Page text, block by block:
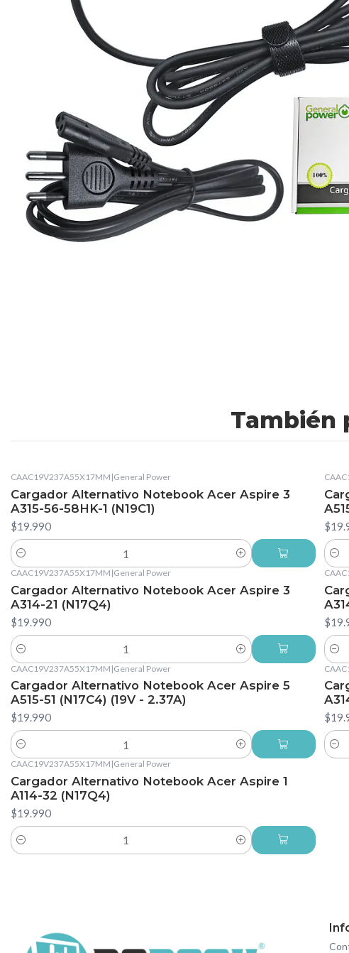
También
CAAC19V237A55X17MM |General Power
Cargador Alternativo Notebook Acer Aspire 3
A315-56-58HK-1 (N19C1)
$19.990
Cantidad
CAAC19V237A55X17MM |General Power
Cargador Alternativo Notebook Acer Aspire 3
A314-21 (N17Q4)
$19.990
Cantidad
CAAC19V237A55X17MM |General Power
Cargador Alternativo Notebook Acer Aspire 5
A515-51 (N17C4) (19V - 2.37A)
$19.990
Cantidad
CAAC19V237A55X17MM |General Power
Cargador Alternativo Notebook Acer Aspire 1
A114-32 (N17Q4)
$19.990
Cantidad